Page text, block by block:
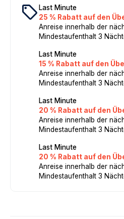
local_offer Last Minute
25 % Rabatt auf den
Anreise innerhalb der
Mindestaufenthalt 3
Last Minute
15 % Rabatt auf den
Anreise innerhalb der
Mindestaufenthalt 3
Last Minute
20 % Rabatt auf den
Anreise innerhalb der
Mindestaufenthalt 3
Last Minute
20 % Rabatt auf den
Anreise innerhalb der
Mindestaufenthalt 3